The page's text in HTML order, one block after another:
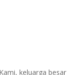
keluarga besar